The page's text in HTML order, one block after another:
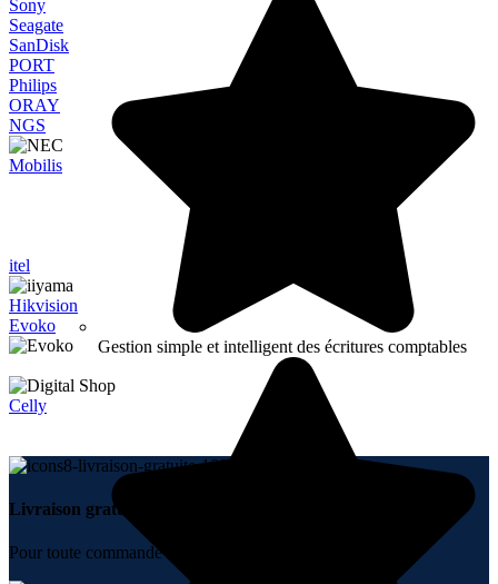
Gestion simple et intelligent des écritures comptables
Sony
Seagate
SanDisk
PORT
Philips
ORAY
NGS
Mobilis
itel
Hikvision
Evoko
Celly
Livraison gratuite.
Pour toute commande + 10000 DH.